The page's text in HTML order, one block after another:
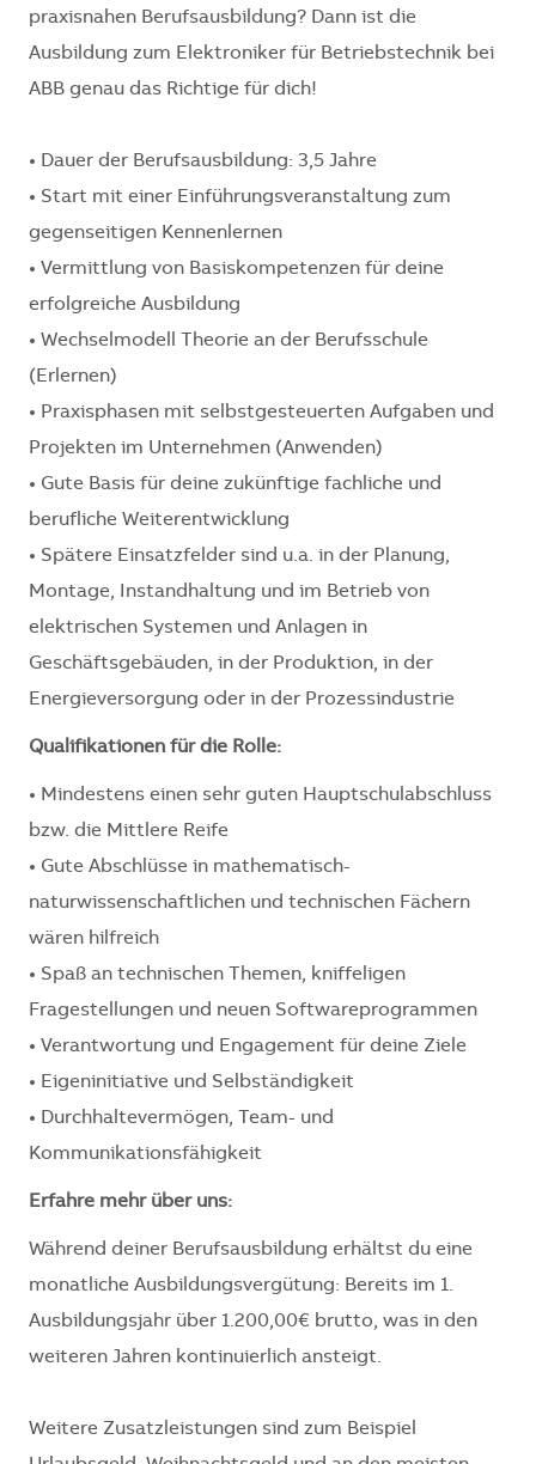
praxisnahen Berufsausbildung? Dann ist die
Ausbildung zum Elektroniker für Betriebstechnik bei
ABB genau das Richtige für dich!
• Dauer der Berufsausbildung: 3,5 Jahre
• Start mit einer Einführungsveranstaltung zum
gegenseitigen Kennenlernen
• Vermittlung von Basiskompetenzen für deine
erfolgreiche Ausbildung
• Wechselmodell Theorie an der Berufsschule
(Erlernen)
• Praxisphasen mit selbstgesteuerten Aufgaben und
Projekten im Unternehmen (Anwenden)
• Gute Basis für deine zukünftige fachliche und
berufliche Weiterentwicklung
• Spätere Einsatzfelder sind u.a. in der Planung,
Montage, Instandhaltung und im Betrieb von
elektrischen Systemen und Anlagen in
Geschäftsgebäuden, in der Produktion, in der
Energieversorgung oder in der Prozessindustrie
Qualifikationen für die Rolle:
• Mindestens einen sehr guten Hauptschulabschluss
bzw. die Mittlere Reife
• Gute Abschlüsse in mathematisch-
naturwissenschaftlichen und technischen Fächern
wären hilfreich
• Spaß an technischen Themen, kniffeligen
Fragestellungen und neuen Softwareprogrammen
• Verantwortung und Engagement für deine Ziele
• Eigeninitiative und Selbständigkeit
• Durchhaltevermögen, Team- und
Kommunikationsfähigkeit
Erfahre mehr über uns:
Während deiner Berufsausbildung erhältst du eine
monatliche Ausbildungsvergütung: Bereits im 1.
Ausbildungsjahr über 1.200,00€ brutto, was in den
weiteren Jahren kontinuierlich ansteigt.
Weitere Zusatzleistungen sind zum Beispiel